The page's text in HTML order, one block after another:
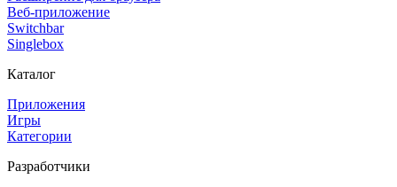
Веб-приложение
Switchbar
Singlebox
Каталог
Приложения
Игры
Категории
Разработчики